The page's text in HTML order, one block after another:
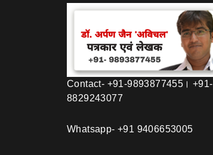
Contact- +91-9893877455। +91-
8829243077
Whatsapp- +91 9406653005